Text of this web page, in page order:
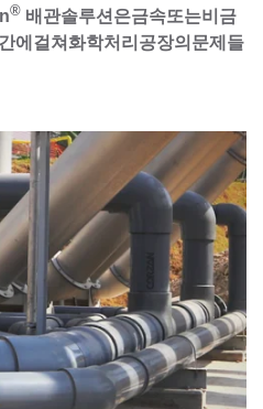
® 배관솔루션은금속또는비금
에걸쳐화학처리공장의문제들